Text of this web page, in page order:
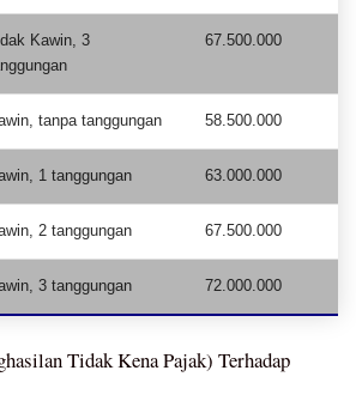
Kawin, 3
67.500.000
tanpa tanggungan 58.500.000
1 tanggungan 63.000.000
2 tanggungan 67.500.000
3 tanggungan 72.000.000
Tidak Kena Pajak) Terhadap